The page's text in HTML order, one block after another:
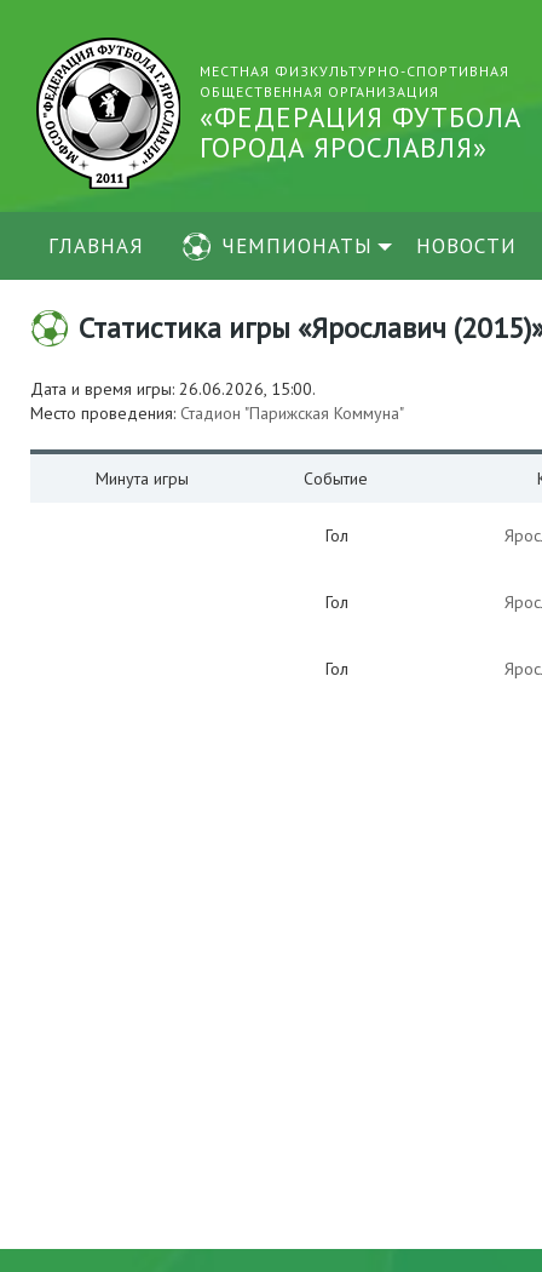
МЕСТНАЯ ФИЗКУЛЬТУРНО-СПОРТИВНАЯ
ОБЩЕСТВЕННАЯ ОРГАНИЗАЦИЯ
«ФЕДЕРАЦИЯ ФУТБОЛА
ГОРОДА ЯРОСЛАВЛЯ»
ГЛАВНАЯ ЧЕМПИОНАТЫ НОВОСТИ
Статистика игры «Ярославич
Дата и время игры: 26.06.2026, 15:00.
Место проведения: Стадион "Парижская Коммуна"
Минута игры Событие
Гол
Гол
Гол